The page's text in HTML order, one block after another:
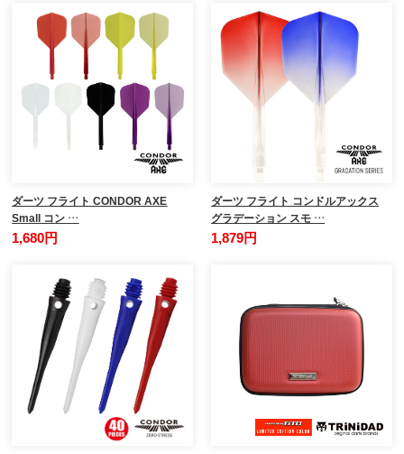
ダーツ フライト CONDOR AXE
Small コン …
1,680円
ダーツ フライト コンドルアックス
グラデーション スモ …
1,879円